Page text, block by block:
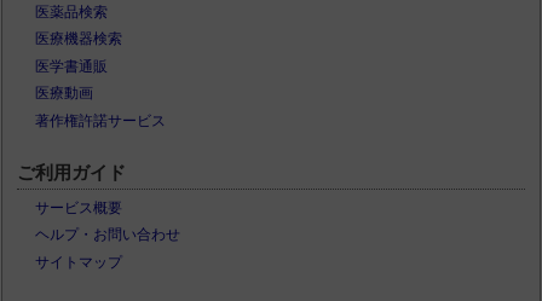
医薬品検索
医療機器検索
医学書通販
医療動画
著作権許諾サービス
ご利用ガイド
サービス概要
ヘルプ・お問い合わせ
サイトマップ